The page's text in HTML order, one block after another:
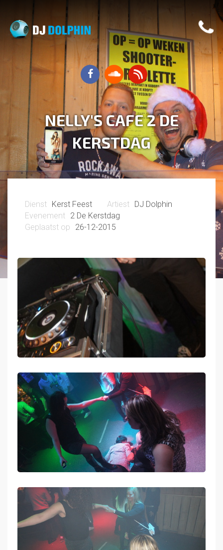
NELLY'S CAFE 2 DE
KERSTDAG
Kerst Feest
DJ Dolphin
2 De Kerstdag
26-12-2015